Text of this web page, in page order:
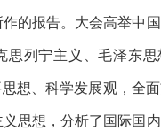
的报告。大会高举中
思列宁主义、毛泽东思
想、科学发展观，全
思想，分析了国际国